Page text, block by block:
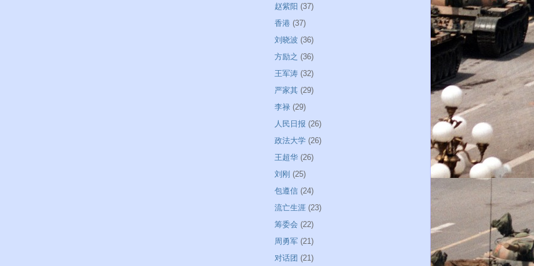
赵紫阳 (37)
香港 (37)
刘晓波 (36)
方励之 (36)
王军涛 (32)
严家其 (29)
李禄 (29)
人民日报 (26)
政法大学 (26)
王超华 (26)
刘刚 (25)
包遵信 (24)
流亡生涯 (23)
筹委会 (22)
周勇军 (21)
对话团 (21)